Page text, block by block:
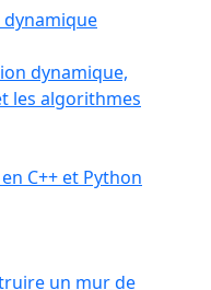
dynamique,
les algorithmes
C++ et Python
un mur de